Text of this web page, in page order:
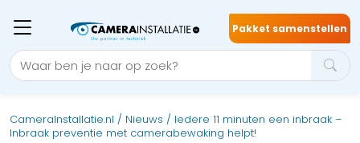
Pakket samenstellen
CameraInstallatie.nl / Nieuws / Iedere 11 minuten een inbraak –
Inbraak preventie met camerabewaking helpt!